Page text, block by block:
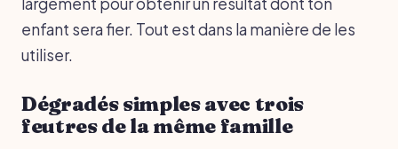
enfant sera fier. Tout est dans la manière de les
utiliser.
Dégradés simples avec trois
feutres de la même famille